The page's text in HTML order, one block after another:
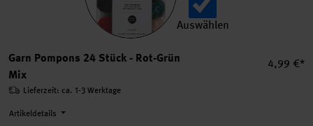
Auswählen
Garn Pompons 24 Stück - Rot-Grün
Mix
4,99 €*
Lieferzeit: ca. 1-3 Werktage
Artikeldetails